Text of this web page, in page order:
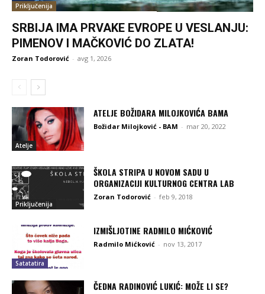
Priključenija
SRBIJA IMA PRVAKE EVROPE U VESLANJU:
PIMENOV I MAČKOVIĆ DO ZLATA!
Zoran Todorović - avg 1, 2026
Atelje
ATELJE BOŽIDARA MILOJKOVIĆA BAMA
Božidar Milojković - BAM - mar 20, 2022
Priključenija
ŠKOLA STRIPA U NOVOM SADU U
ORGANIZACIJI KULTURNOG CENTRA LAB
Zoran Todorović - feb 9, 2018
Satatatira
IZMIŠLJOTINE RADMILO MIĆKOVIĆ
Radmilo Mićković - nov 13, 2017
ČEDNA RADINOVIĆ LUKIĆ: MOŽE LI SE?